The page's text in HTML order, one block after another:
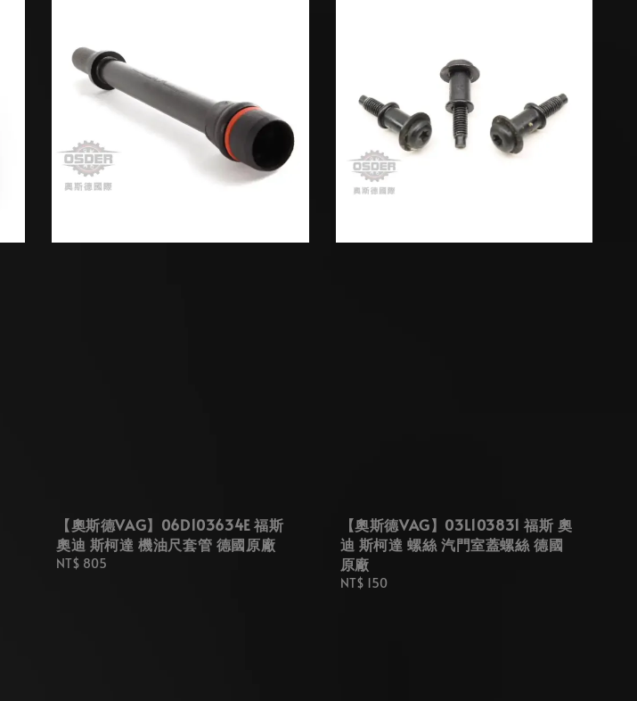
【奧斯德VAG】06D103634E 福斯
奧迪 斯柯達 機油尺套管 德國原廠
Regular
NT$ 805
【奧斯德VAG】03L103831 福斯 奧
迪 斯柯達 螺絲 汽門室蓋螺絲 德國
原廠
Regular
NT$ 150